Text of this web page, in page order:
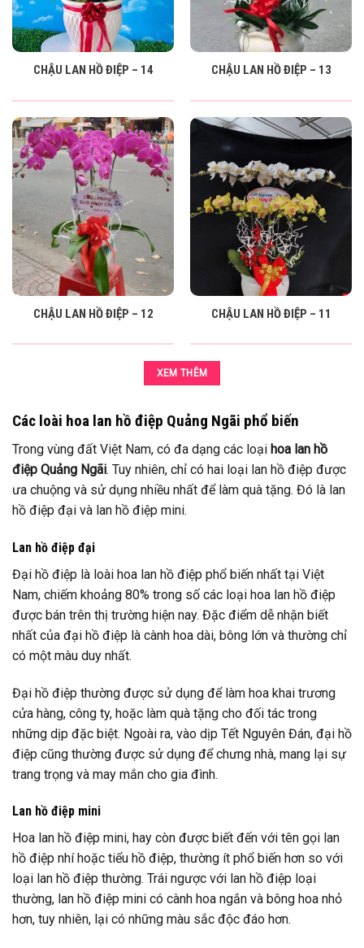
CHẬU LAN HỒ ĐIỆP – 14 CHẬU LAN HỒ ĐIỆP – 13
CHẬU LAN HỒ ĐIỆP – 12 CHẬU LAN HỒ ĐIỆP – 11
XEM THÊM
Các loài hoa lan hồ điệp Quảng Ngãi phổ biến
Trong vùng đất Việt Nam, có đa dạng các loại hoa lan hồ
điệp Quảng Ngãi. Tuy nhiên, chỉ có hai loại lan hồ điệp được
ưa chuộng và sử dụng nhiều nhất để làm quà tặng. Đó là lan
hồ điệp đại và lan hồ điệp mini.
Lan hồ điệp đại
Đại hồ điệp là loài hoa lan hồ điệp phổ biến nhất tại Việt
Nam, chiếm khoảng 80% trong số các loại hoa lan hồ điệp
được bán trên thị trường hiện nay. Đặc điểm dễ nhận biết
nhất của đại hồ điệp là cành hoa dài, bông lớn và thường chỉ
có một màu duy nhất.
Đại hồ điệp thường được sử dụng để làm hoa khai trương
cửa hàng, công ty, hoặc làm quà tặng cho đối tác trong
những dịp đặc biệt. Ngoài ra, vào dịp Tết Nguyên Đán, đại hồ
điệp cũng thường được sử dụng để chưng nhà, mang lại sự
trang trọng và may mắn cho gia đình.
Lan hồ điệp mini
Hoa lan hồ điệp mini, hay còn được biết đến với tên gọi lan
hồ điệp nhí hoặc tiểu hồ điệp, thường ít phổ biến hơn so với
loại lan hồ điệp thường. Trái ngược với lan hồ điệp loại
thường, lan hồ điệp mini có cành hoa ngắn và bông hoa nhỏ
hơn, tuy nhiên, lại có những màu sắc độc đáo hơn.